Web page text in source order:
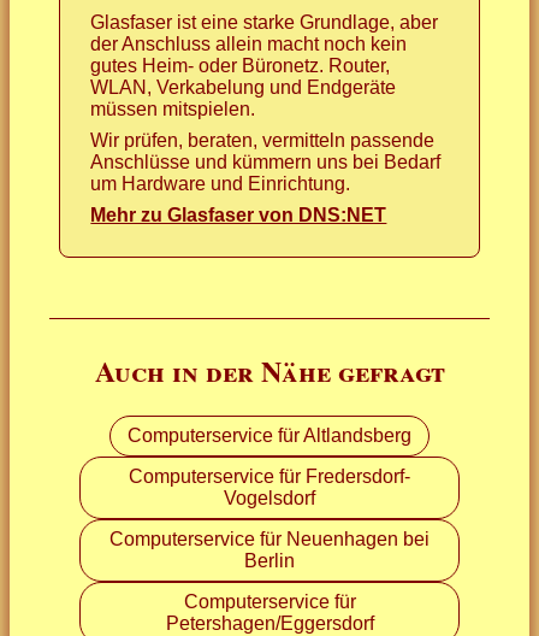
Glasfaser ist eine starke Grundlage, aber
der Anschluss allein macht noch kein
gutes Heim- oder Büronetz. Router,
WLAN, Verkabelung und Endgeräte
müssen mitspielen.
Wir prüfen, beraten, vermitteln passende
Anschlüsse und kümmern uns bei Bedarf
um Hardware und Einrichtung.
Mehr zu Glasfaser von DNS:NET
Auch in der Nähe gefragt
Computerservice für Altlandsberg
Computerservice für Fredersdorf-
Vogelsdorf
Computerservice für Neuenhagen bei
Berlin
Computerservice für
Petershagen/Eggersdorf